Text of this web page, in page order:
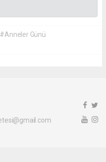
#Anneler Günü